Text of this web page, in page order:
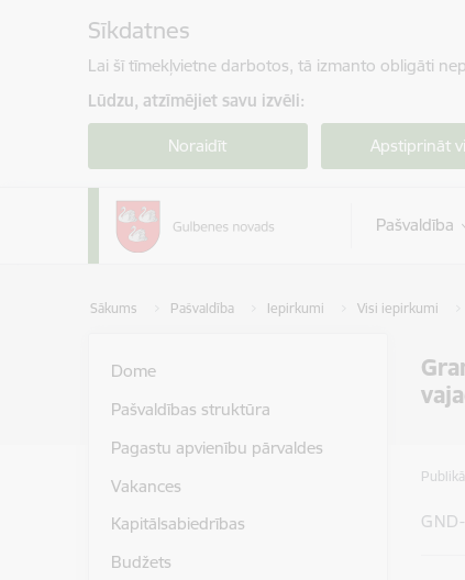
Sīkdatnes
Lai šī tīmekļvietne darbotos, tā izmanto obligāti
Lūdzu, atzīmējiet savu izvēli:
Noraidīt Apstiprināt
Pašvaldība
Sākums Pašvaldība Iepirkumi Visi iepirkumi
Dome
Pašvaldības struktūra
Pagastu apvienību pārvaldes
Vakances
Kapitālsabiedrības
Budžets